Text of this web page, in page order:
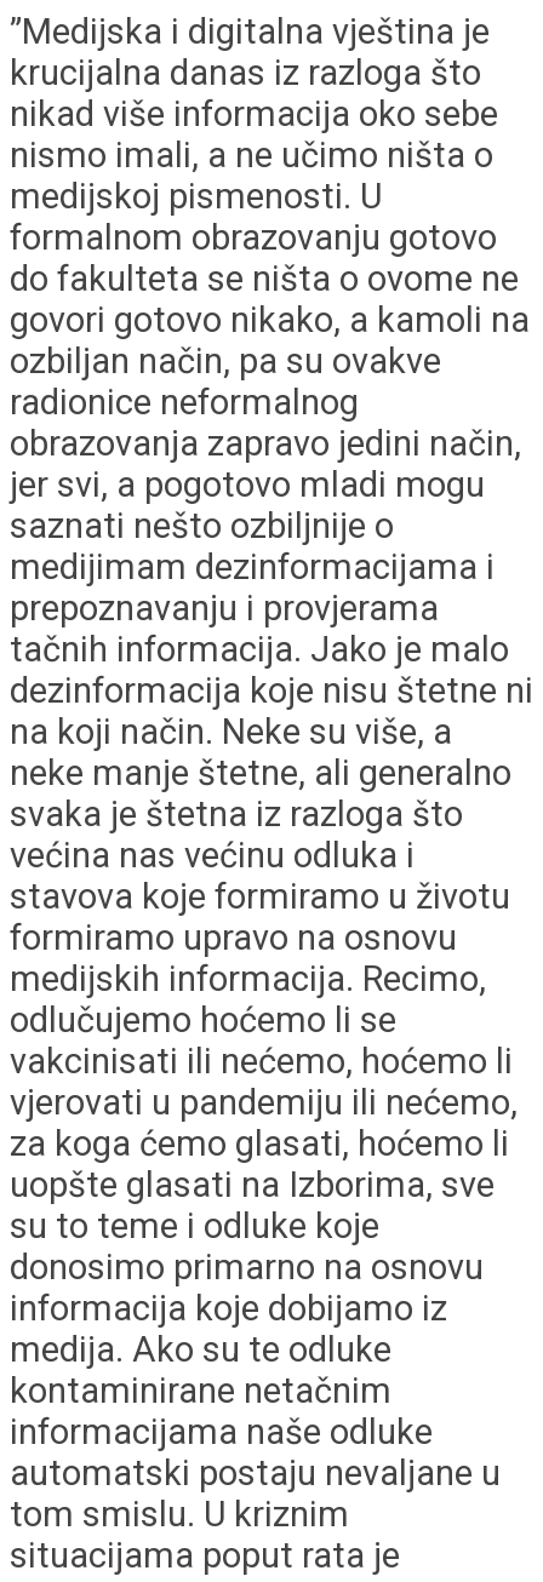
”Medijska i digitalna vještina je
krucijalna danas iz razloga što
nikad više informacija oko sebe
nismo imali, a ne učimo ništa o
medijskoj pismenosti. U
formalnom obrazovanju gotovo
do fakulteta se ništa o ovome ne
govori gotovo nikako, a kamoli na
ozbiljan način, pa su ovakve
radionice neformalnog
obrazovanja zapravo jedini način,
jer svi, a pogotovo mladi mogu
saznati nešto ozbiljnije o
medijimam dezinformacijama i
prepoznavanju i provjerama
tačnih informacija. Jako je malo
dezinformacija koje nisu štetne ni
na koji način. Neke su više, a
neke manje štetne, ali generalno
svaka je štetna iz razloga što
većina nas većinu odluka i
stavova koje formiramo u životu
formiramo upravo na osnovu
medijskih informacija. Recimo,
odlučujemo hoćemo li se
vakcinisati ili nećemo, hoćemo li
vjerovati u pandemiju ili nećemo,
za koga ćemo glasati, hoćemo li
uopšte glasati na Izborima, sve
su to teme i odluke koje
donosimo primarno na osnovu
informacija koje dobijamo iz
medija. Ako su te odluke
kontaminirane netačnim
informacijama naše odluke
automatski postaju nevaljane u
tom smislu. U kriznim
situacijama poput rata je